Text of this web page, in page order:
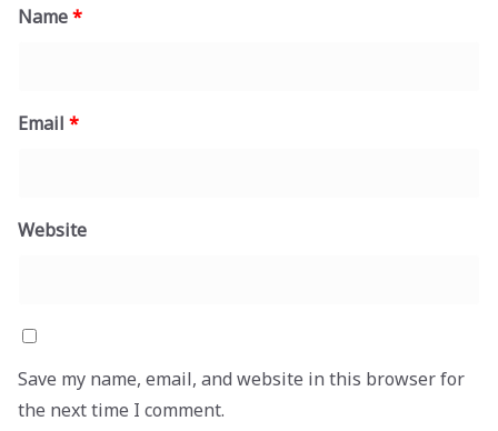
Name*
Email *
Website
Save my name, email, and website in this browser for
the next time I comment.